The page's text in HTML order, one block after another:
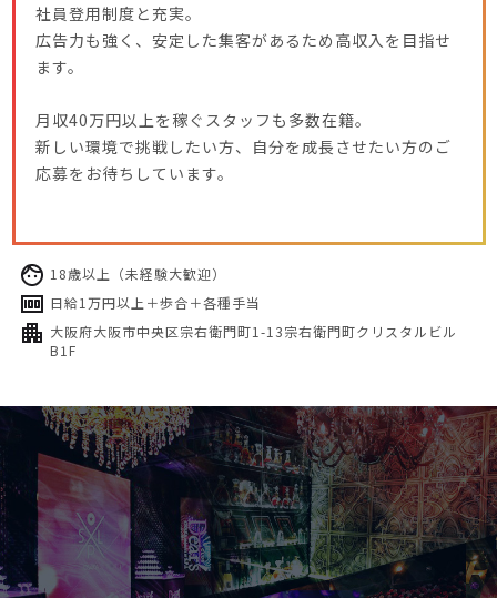
社員登用制度と充実。
広告力も強く、安定した集客があるため高収入を目指せ
ます。
月収40万円以上を稼ぐスタッフも多数在籍。
新しい環境で挑戦したい方、自分を成長させたい方のご
応募をお待ちしています。
18歳以上（未経験大歓迎）
日給1万円以上＋歩合＋各種手当
大阪府大阪市中央区宗右衛門町1-13宗右衛門町クリスタルビル
B1F